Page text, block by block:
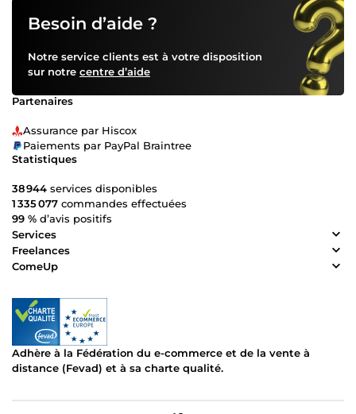
Besoin d’aide ?
Notre service clients est à votre disposition
sur notre centre d’aide
Partenaires
Assurance par Hiscox
Paiements par PayPal Braintree
Statistiques
38 944 services disponibles
1 335 077 commandes effectuées
99 % d’avis positifs
Services
Freelances
ComeUp
Adhère à la Fédération du e-commerce et de la vente à
distance (Fevad) et à sa charte qualité.